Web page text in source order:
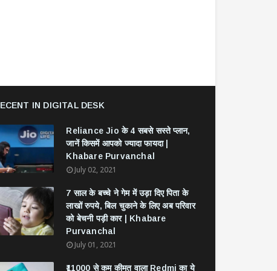
IN DIGITAL DESK
Reliance Jio के 4 सबसे सस्ते प्लान,
जानें किसमें आपको ज्यादा फायदा |
Khabare Purvanchal
July 02, 2021
7 साल के बच्चे ने गेम में उड़ा दिए पिता के
लाखों रुपये, बिल चुकाने के लिए अब परिवार
को बेचनी पड़ी कार | Khabare
Purvanchal
July 01, 2021
₹11000 से कम कीमत वाला Redmi का ये